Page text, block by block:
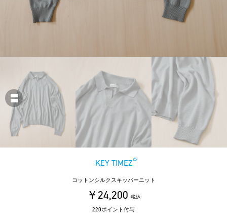
KEY TIMEZ
コットンシルクスキッパーニット
￥24,200 税込
220ポイント付与